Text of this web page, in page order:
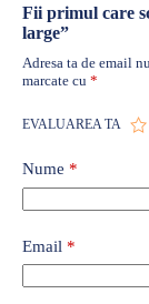
Fii primul care
large”
Adresa ta de email
marcate cu *
EVALUAREA TA
Nume *
Email *